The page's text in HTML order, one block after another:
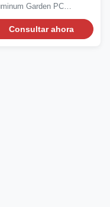
Garden PC
Dome House...
Consultar ahora